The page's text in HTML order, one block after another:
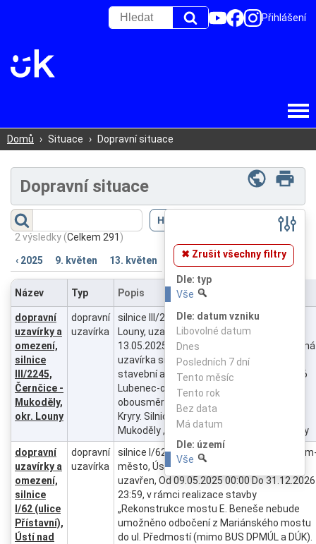
Přihlášení
Domů › Situace › Dopravní situace
Dopravní situace
2 výsledky (Celkem 291 )
‹ 2025 9. květen 13. květen
✖ Zrušit všechny filtry
Dle: typ
Vše
Dle: datum vzniku
Libovolné datum
Dnes
Posledních 7 dní
Tento měsíc
Tento rok
Bez data
Má datum
Dle: území
Vše
Název Typ Popis
dopravní
uzavírky a
omezení,
silnice
III/2245,
Černčice -
Mukoděly,
okr. Louny
dopravní
uzavírka
silnice III/2245, Černčice - Mukoděly, okr.
Louny, uzavřeno, stavební práce, Od
13.05.2025 07:00 Do 31.12.2026 23:59, úplná
uzavírka silnice č. III/2245. Důvodem je
stavební akce: "D6 Petrohrad-Lubenec, D6
Lubenec-obchvat, II. etapa", Objížďka -
obousměrná: Silnice č. III/2243 Černčice-
Kryry. Silnice č. III/2241 a III/2246 Kryry-
Mukoděly , Vydal: Městský úřad Podbořany
dopravní
uzavírky a
omezení,
silnice
I/62 (ulice
Přístavní),
Ústí nad
dopravní
uzavírka
silnice I/62 (ulice Přístavní), Ústí nad
město, Ústí nad Labem, odbočovací pruh
uzavřen, Od 09.05.2025 00:00 Do 31.12.2026
23:59, v rámci realizace stavby
„Rekonstrukce mostu E. Beneše nebude
umožněno odbočení z Mariánského mostu
do ul. Předmostí (mimo BUS DPMÚL a DÚK).